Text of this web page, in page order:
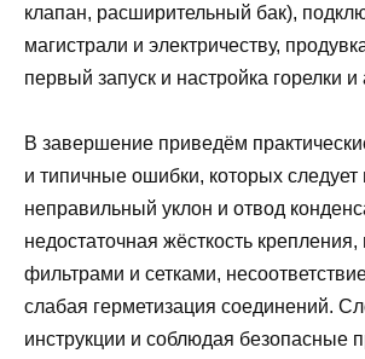
клапан, расширительный бак),
магистрали и электричеству,
первый запуск и настройка горелки и
В завершение приведём
и типичные ошибки, которых следует
неправильный уклон и отвод
недостаточная жёсткость
фильтрами и сетками,
слабая герметизация соединений.
инструкции и соблюдая безопасные